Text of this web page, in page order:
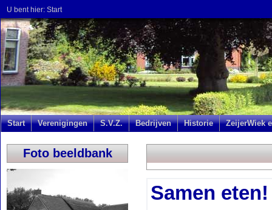
U bent hier: Start
Start Verenigingen S.V.Z. Bedrijven Historie ZeijerWiek
Foto beeldbank
Samen eten!